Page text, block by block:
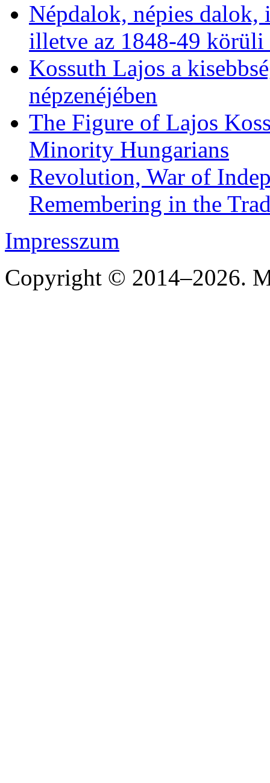
Népdalok, népies dalok,
illetve az 1848-49
Kossuth Lajos a
népzenéjében
The Figure of Lajos
Minority Hungarians
Revolution, War of
Remembering in the
Impresszum
Copyright © 2014–2026.